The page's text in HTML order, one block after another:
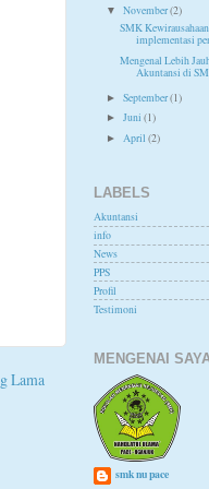
Lama
▼November(2)
SMK
implementasi
Mengenal Lebih
Akuntansi di
►September(1)
►Juni(1)
► April(2)
LABELS
Akuntansi
info
News
PPS
Profil
Testimoni
MENGENAI
smk nu pace